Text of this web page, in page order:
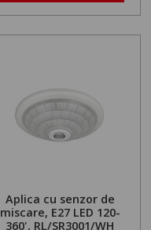
Aplica cu senzor de
miscare, E27 LED 120-
360', RL/SR3001/WH